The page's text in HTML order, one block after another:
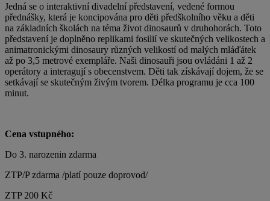
Jedná se o interaktivní divadelní představení, vedené formou
přednášky, která je koncipována pro děti předškolního věku a děti
na základních školách na téma život dinosaurů v druhohorách. Toto
představení je doplněno replikami fosilií ve skutečných velikostech a
animatronickými dinosaury různých velikostí od malých mláďátek
až po 3,5 metrové exempláře. Naši dinosauři jsou ovládáni 1 až 2
operátory a interagují s obecenstvem. Děti tak získávají dojem, že se
setkávají se skutečným živým tvorem. Délka programu je cca 100
minut.
Cena vstupného:
Do 3. narozenin zdarma
ZTP/P zdarma /platí pouze doprovod/
ZTP 200 Kč